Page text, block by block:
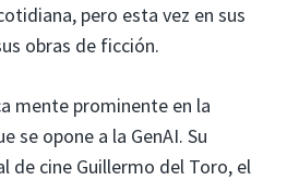
pero esta vez en sus
obras de ficción.
mente prominente en la
se opone a la GenAI. Su
de cine Guillermo del Toro, el